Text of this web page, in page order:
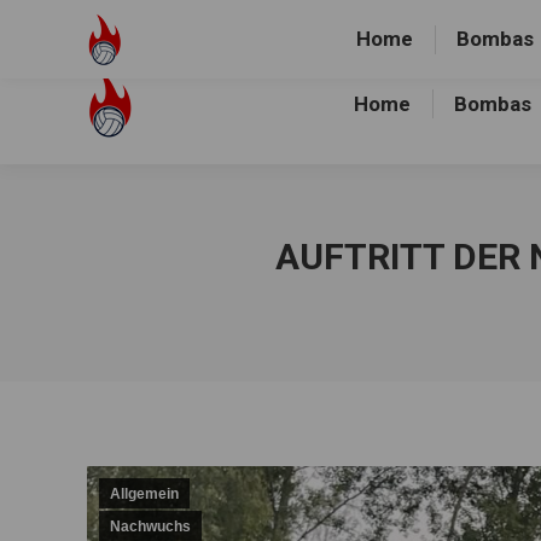
Volley-Bombas e.V.
Home Bombas
AUFTRITT DER
Allgemein
Nachwuchs
Home Bombas